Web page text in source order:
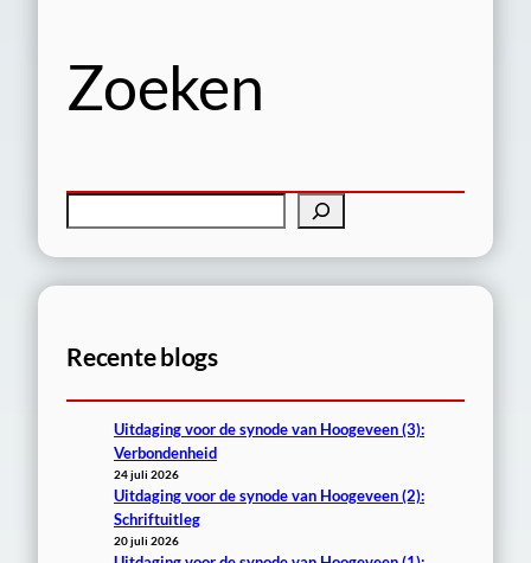
Zoeken
n
Recente blogs
Uitdaging voor de synode van Hoogeveen (3):
Verbondenheid
24 juli 2026
Uitdaging voor de synode van Hoogeveen (2):
Schriftuitleg
20 juli 2026